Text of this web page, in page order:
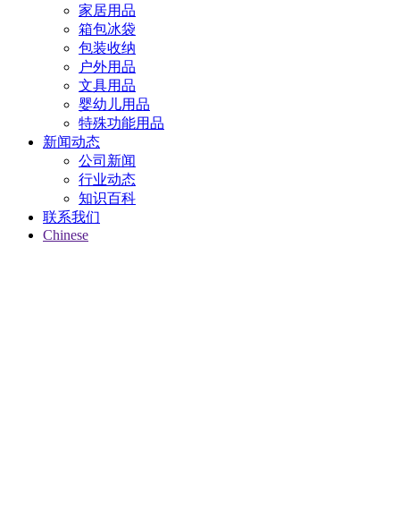
家居用品
箱包冰袋
包装收纳
户外用品
文具用品
婴幼儿用品
特殊功能用品
新闻动态
公司新闻
行业动态
知识百科
联系我们
Chinese